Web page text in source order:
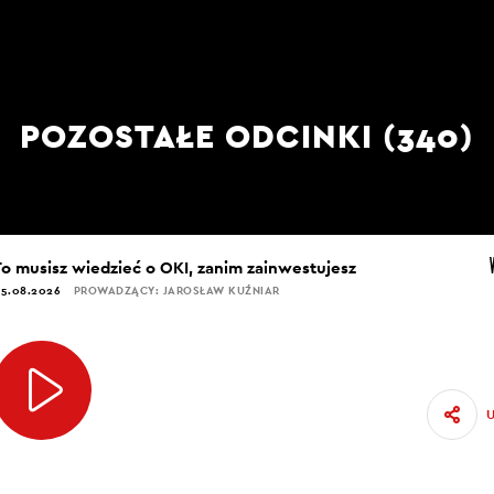
POZOSTAŁE ODCINKI (340)
musisz wiedzieć o OKI, zanim zainwestujesz
PROWADZĄCY: JAROSŁAW KUŹNIAR